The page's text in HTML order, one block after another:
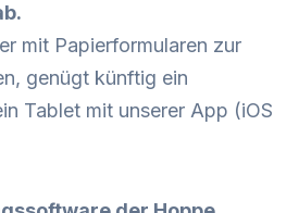
mit Papierformularen zur
genügt künftig ein
Tablet mit unserer App (iOS